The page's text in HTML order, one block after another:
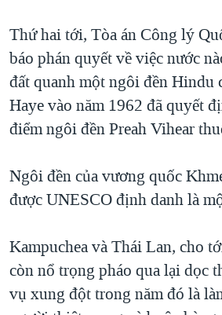
Thứ hai tới, Tòa án Công lý
báo phán quyết về việc nước
đất quanh một ngôi đền Hindu
Haye vào năm 1962 đã quyết
điểm ngôi đền Preah Vihear
Ngôi đền của vương quốc
được UNESCO định danh là
Kampuchea và Thái Lan, cho
còn nổ trọng pháo qua lại dọc
vụ xung đột trong năm đó là